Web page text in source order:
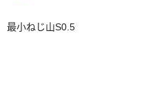
最小ねじ山S0.5